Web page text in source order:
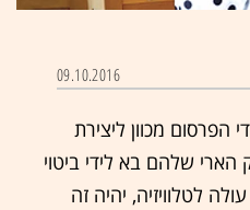
09.10.2016
מכוון ליצירת
שלהם בא לידי ביטוי
לטלוויזיה, יהיה זה